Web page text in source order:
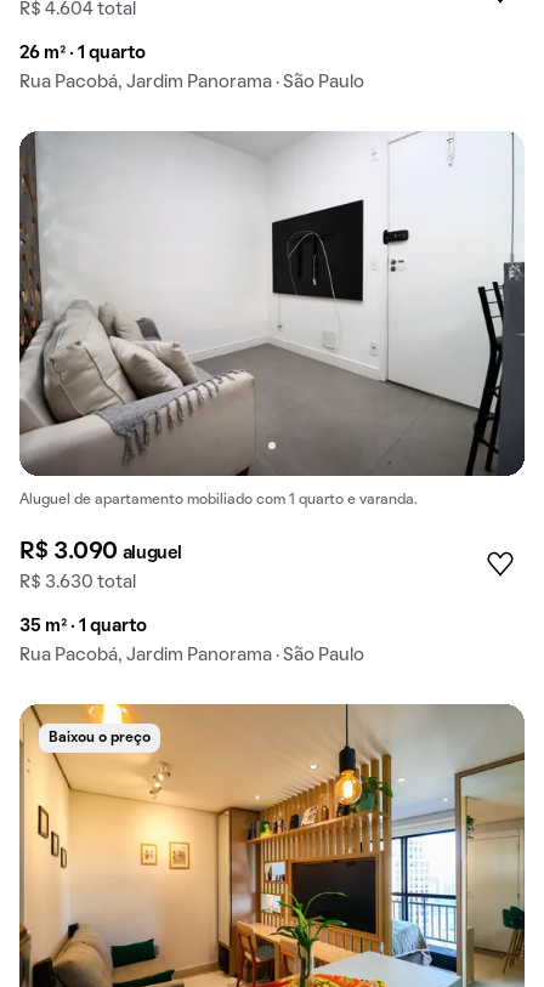
R$ 4.604 total
26 m² · 1 quarto
Rua Pacobá, Jardim Panorama · São Paulo
Aluguel de apartamento mobiliado com 1 quarto e varanda.
R$ 3.090 aluguel
R$ 3.630 total
35 m² · 1 quarto
Rua Pacobá, Jardim Panorama · São Paulo
Baixou o preço